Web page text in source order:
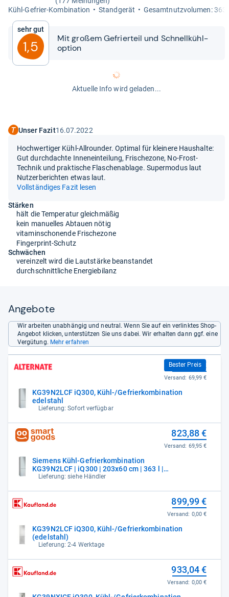
Kühl-​Gefrier-​Kom­bi­na­tion
Stand­ge­rät Gesamt­nutz­vo­lu­men: 363
Sehr gut
1,5
Mit großem Gefrier­teil und Schnell­kühl­
op­tion
Aktuelle Info wird geladen...
Unser Fazit16.07.2022
Hochwertiger Kühl-Allrounder. Optimal für kleinere Haushalte:
Gut durchdachte Inneneinteilung, Frischezone, No-Frost-
Technik und praktische Flaschenablage. Supermodus laut
Nutzerberichten etwas laut.
Vollständiges Fazit lesen
Stärken
hält die Temperatur gleichmäßig
kein manuelles Abtauen nötig
vitaminschonende Frischezone
Fingerprint-Schutz
Schwächen
vereinzelt wird die Lautstärke beanstandet
durchschnittliche Energiebilanz
Angebote
Wir arbeiten unabhängig und neutral. Wenn Sie auf ein verlinktes Shop-
Angebot klicken, unterstützen Sie uns dabei. Wir erhalten dann ggf. eine
Vergütung. Mehr erfahren
KG39N2LCF iQ300, Kühl-/Gefrierkombination
edelstahl
Lieferung: Sofort verfügbar
Bester Preis
789,00 €
Versand: 69,99 €
Siemens Kühl-Gefrierkombination
KG39N2LCF | iQ300 | 203x60 cm | 363 l |
NoFrost
Lieferung: siehe Händler
823,88 €
Versand: 69,95 €
KG39N2LCF iQ300, Kühl-/Gefrierkombination
(edelstahl)
Lieferung: 2-4 Werktage
899,99 €
Versand: 0,00 €
933,04 €
Versand: 0,00 €